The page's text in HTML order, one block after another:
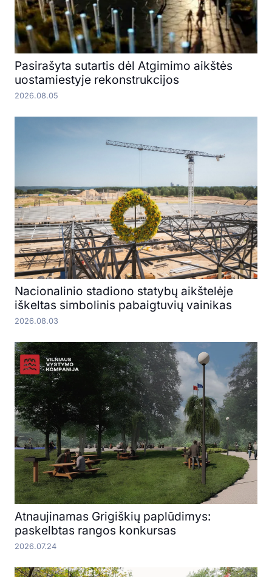
Pasirašyta sutartis dėl Atgimimo aikštės
uostamiestyje rekonstrukcijos
2026.08.05
Nacionalinio stadiono statybų aikštelėje
iškeltas simbolinis pabaigtuvių vainikas
2026.08.03
Atnaujinamas Grigiškių paplūdimys:
paskelbtas rangos konkursas
2026.07.24